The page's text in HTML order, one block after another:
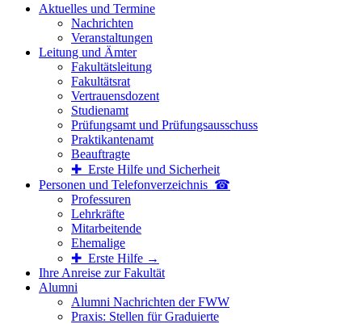
Aktuelles und Termine
Nachrichten
Veranstaltungen
Leitung und Ämter
Fakultätsleitung
Fakultätsrat
Vertrauensdozent
Studienamt
Prüfungsamt und Prüfungsausschuss
Praktikantenamt
Beauftragte
✚ Erste Hilfe und Sicherheit
Personen und Telefon­verzeichnis ☎
Professuren
Lehrkräfte
Mitarbeitende
Ehemalige
✚ Erste Hilfe →
Ihre Anreise zur Fakultät
Alumni
Alumni Nachrichten der FWW
Praxis: Stellen für Graduierte